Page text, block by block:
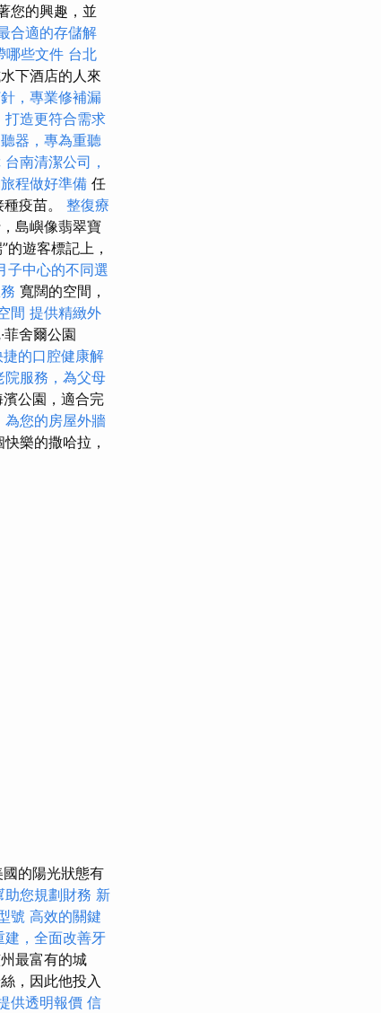
您的興趣，並
合適的存儲解
哪些文件 台北
下酒店的人來
，專業修補漏
打造更符合需求
器，專為重聽
台南清潔公司，
程做好準備 任
疫苗。 整復療
島嶼像翡翠寶
的遊客標記上，
子中心的不同選
寬闊的空間，
間 提供精緻外
菲舍爾公園
的口腔健康解
院服務，為父母
公園，適合完
為您的房屋外牆
樂的撒哈拉，
國的陽光狀態有
助您規劃財務 新
號 高效的關鍵
建，全面改善牙
最富有的城
，因此他投入
供透明報價 信